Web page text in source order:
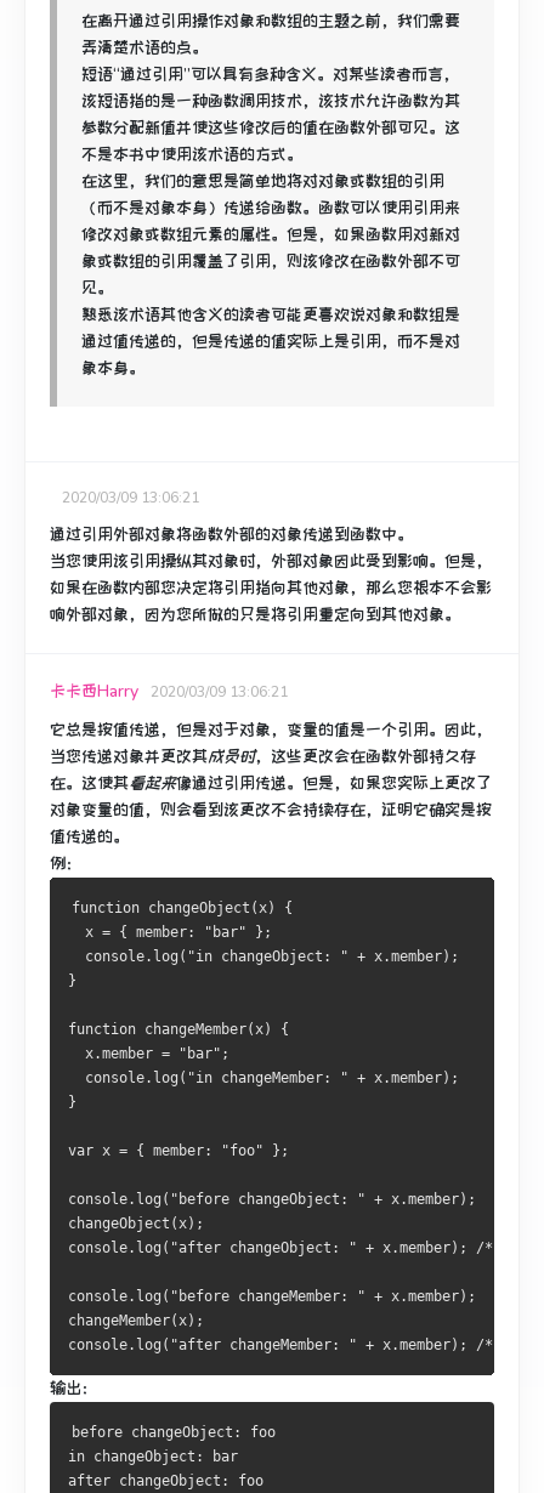
在离开通过引用操作对象和数组的主题之前，我们需要
弄清楚术语的点。
短语“通过引用”可以具有多种含义。 对某些读者而言，
该短语指的是一种函数调用技术，该技术允许函数为其
参数分配新值并使这些修改后的值在函数外部可见。 这
不是本书中使用该术语的方式。
在这里，我们的意思是简单地将对对象或数组的引用
（而不是对象本身）传递给函数。 函数可以使用引用来
修改对象或数组元素的属性。 但是，如果函数用对新对
象或数组的引用覆盖了引用，则该修改在函数外部不可
见。
熟悉该术语其他含义的读者可能更喜欢说对象和数组是
通过值传递的，但是传递的值实际上是引用，而不是对
象本身。
2020/03/09 13:06:21
通过引用外部对象将函数外部的对象传递到函数中。
当您使用该引用操纵其对象时，外部对象因此受到影响。 但是，
如果在函数内部您决定将引用指向其他对象，那么您根本不会影
响外部对象，因为您所做的只是将引用重定向到其他对象。
卡卡西Harry 2020/03/09 13:06:21
它总是按值传递，但是对于对象，变量的值是一个引用。 因此，
当您传递对象并更改其成员时，这些更改会在函数外部持久存
在。 这使其看起来像通过引用传递。 但是，如果您实际上更改了
对象变量的值，则会看到该更改不会持续存在，证明它确实是按
值传递的。
例：
function changeObject(x) {
  x = { member: "bar" };
  console.log("in changeObject: " + x.member);
}
function changeMember(x) {
  x.member = "bar";
  console.log("in changeMember: " + x.member);
}
var x = { member: "foo" };
console.log("before changeObject: " + x.member);
changeObject(x);
console.log("after changeObject: " + x.member); /*
console.log("before changeMember: " + x.member);
changeMember(x);
console.log("after changeMember: " + x.member); /*
输出：
before changeObject: foo
in changeObject: bar
after changeObject: foo